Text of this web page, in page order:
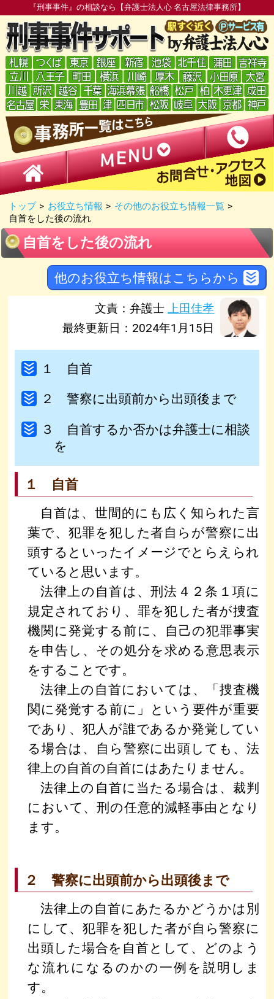
『刑事事件』の相談なら【弁護士法人心 名古屋法律事務所】
トップ > お役立ち情報 > その他のお役立ち情報一覧 >
自首をした後の流れ
自首をした後の流れ
他のお役立ち情報はこちらから
文責：弁護士上田佳孝
最終更新日：2024年1月15日
１ 自首
２ 警察に出頭前から出頭後まで
３ 自首するか否かは弁護士に相談
を
１ 自首
自首は、世間的にも広く知られた言
葉で、犯罪を犯した者自らが警察に出
頭するといったイメージでとらえられ
ていると思います。
法律上の自首は、刑法４２条１項に
規定されており、罪を犯した者が捜査
機関に発覚する前に、自己の犯罪事実
を申告し、その処分を求める意思表示
をすることです。
法律上の自首においては、「捜査機
関に発覚する前に」という要件が重要
であり、犯人が誰であるか発覚してい
る場合は、自ら警察に出頭しても、法
律上の自首の自首にはあたりません。
法律上の自首に当たる場合は、裁判
において、刑の任意的減軽事由となり
ます。
２ 警察に出頭前から出頭後まで
法律上の自首にあたるかどうかは別
にして、犯罪を犯した者が自ら警察に
出頭した場合を自首として、どのよう
な流れになるのかの一例を説明しま
す。